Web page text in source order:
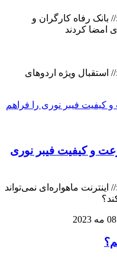
بانک رفاه کارگران و
امضا کردند
ویژه اردوهای
و کیفیت فیبر نوری
ماهواره‌ای نمی‌تواند
08 مه 2023